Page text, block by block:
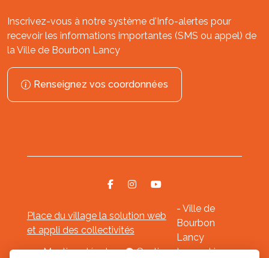
Inscrivez-vous à notre système d'Info-alertes pour
recevoir les informations importantes (SMS ou appel) de
la Ville de Bourbon Lancy
Renseignez vos coordonnées
Place du village la solution web
et appli des collectivités
- Ville de
Bourbon
Lancy
Mentions légales- Gestion des cookies